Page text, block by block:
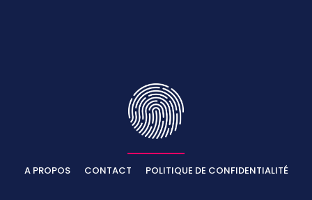
A PROPOS CONTACT POLITIQUE DE CONFIDENTIALITÉ